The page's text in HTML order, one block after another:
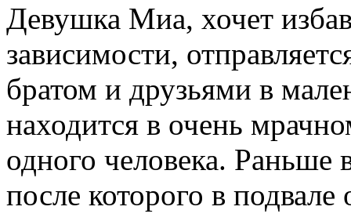
Девушка Миа, хочет
зависимости,
братом и друзьями в
находится в очень
одного человека. Раньше
после которого в